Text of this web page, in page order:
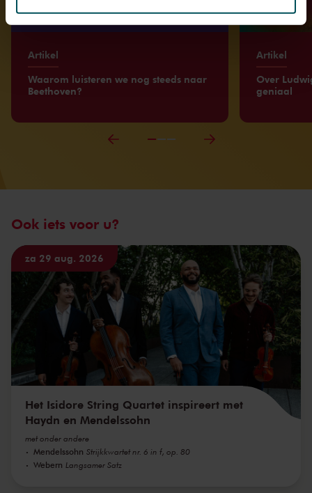
die uw gegevens
kunnen ontvangen en verwerken.
Artikel
Waarom luisteren we nog steeds naar
Beethoven?
Artikel
Over
geniaal
Ook iets voor u?
za 29 aug. 2026
Het Isidore String Quartet inspireert met
Haydn en Mendelssohn
met onder andere
Mendelssohn Strijkkwartet nr. 6 in f, op. 80
Webern Langsamer Satz